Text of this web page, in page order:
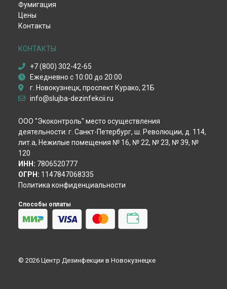
Обработка от долгоносика
Уничтожение чешуйницы
Удаление плесени и грибка
Дезинфекция после смерти
Пест-контроль
Демеркуризация ртути
Уничтожение крыс
Уничтожение мышей
Уничтожение змей
Гербицидная обработка
Акарицидная обработка
Избавление от сколопендр
Фумигация
Цены
Контакты
КОНТАКТЫ
+7 (800) 302-42-65
Ежедневно с 10:00 до 20:00
г. Новокузнецк, проспект Курако, 21Б
info@slujba-dezinfekcii.ru
ООО "Экоконтроль" место осуществления
деятельности: г. Санкт-Петербург, ш. Революции, д. 114,
лит.а, Нежилые помещения № 16, № 22, № 23, № 39, №
120
ИНН: 7806520777
ОГРН: 1147847068335
Политика конфиденциальности
Способы оплаты
© 2026 Центр Дезинфекции в Новокузнецке